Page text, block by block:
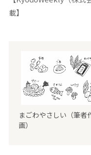
載】
まごわやさしい（筆者
画）